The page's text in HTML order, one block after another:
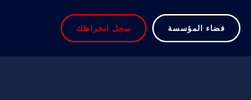
فضاء المؤسسة سجل انخراطك